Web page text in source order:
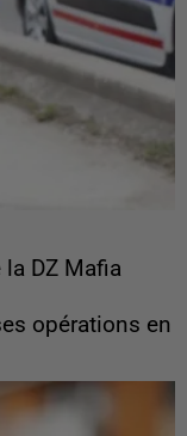
la DZ Mafia
opérations en